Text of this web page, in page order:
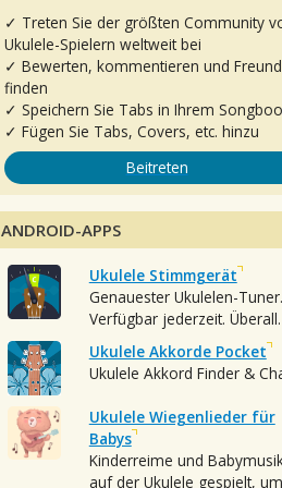
✓ Treten Sie der größten Community
Ukulele-Spielern weltweit bei
✓ Bewerten, kommentieren und
finden
✓ Speichern Sie Tabs in Ihrem
✓ Fügen Sie Tabs, Covers, etc. hinzu
Beitreten
ANDROID-APPS
Ukulele Stimmgerät
Genauester Ukulelen-Tuner.
Verfügbar jederzeit. Überall.
Ukulele Akkorde Pocket
Ukulele Akkord Finder &
Ukulele Wiegenlieder für
Babys
Kinderreime und
auf der Ukulele gespielt, um